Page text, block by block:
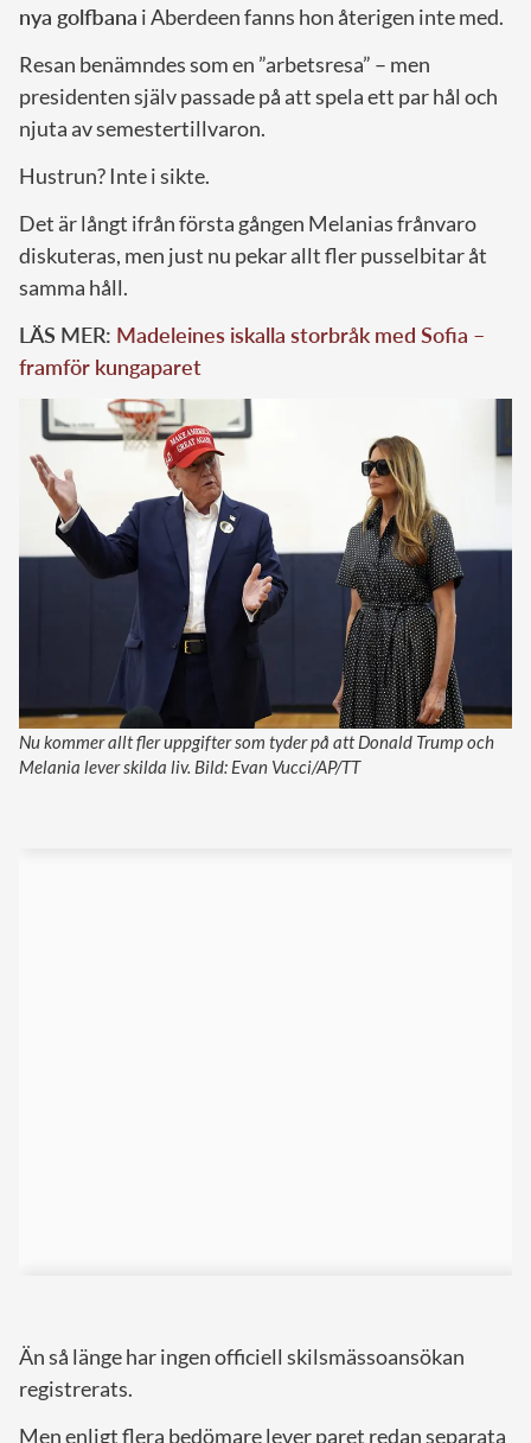
nya golfbana i Aberdeen fanns hon återigen inte med.
Resan benämndes som en ”arbetsresa” – men
presidenten själv passade på att spela ett par hål och
njuta av semestertillvaron.
Hustrun? Inte i sikte.
Det är långt ifrån första gången Melanias frånvaro
diskuteras, men just nu pekar allt fler pusselbitar åt
samma håll.
LÄS MER: Madeleines iskalla storbråk med Sofia –
framför kungaparet
Nu kommer allt fler uppgifter som tyder på att Donald Trump och
Melania lever skilda liv. Bild: Evan Vucci/AP/TT
Än så länge har ingen officiell skilsmässoansökan
registrerats.
Men enligt flera bedömare lever paret redan separata